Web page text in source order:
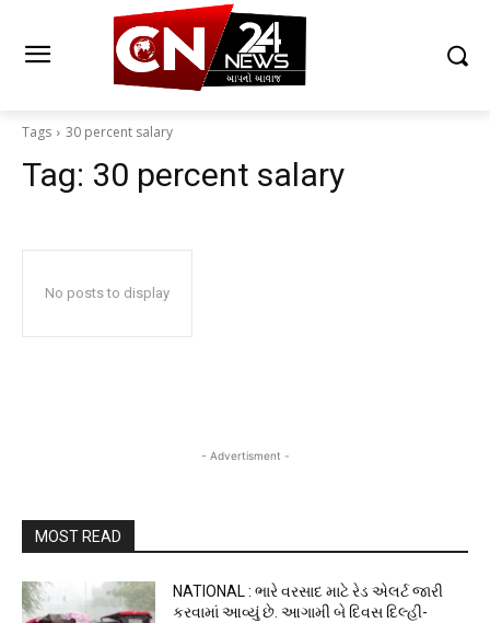
Tags 30 percent salary
Tag: 30 percent salary
No posts to display
- Advertisment -
MOST READ
NATIONAL : ભારે વરસાદ માટે રેડ એલર્ટ જારી
કરવામાં આવ્યું છે. આગામી બે દિવસ દિલ્હી-